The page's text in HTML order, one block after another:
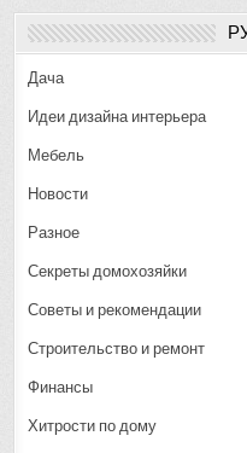
Дача
Идеи дизайна интерьера
Мебель
Новости
Разное
Секреты домохозяйки
Советы и рекомендации
Строительство и ремонт
Финансы
Хитрости по дому